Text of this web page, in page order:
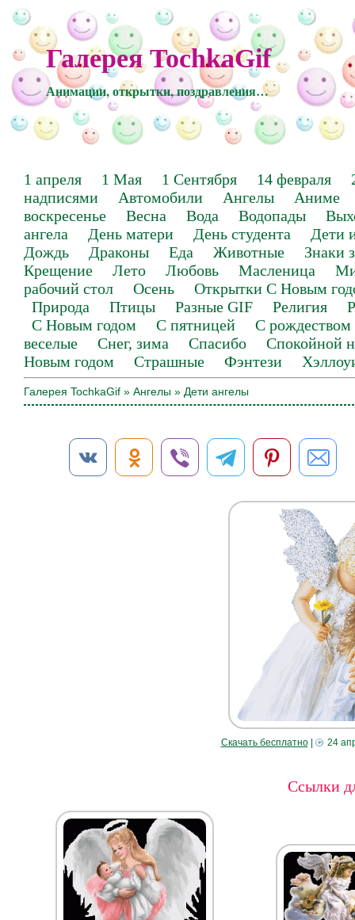
Галерея TochkaGif
Анимации, открытки, поздравления…
1 апреля 1 Мая 1 Сентября 14 февраля
надписями
Автомобили Ангелы
Аниме
воскресенье
Весна Вода Водопады
ангела
День матери День студента
Дети
Дождь
Драконы Еда Животные
Знаки
Крещение
Лето Любовь Масленица
рабочий стол
Осень
Открытки С Новым
Природа
Птицы Разные GIF Религия
С Новым годом
С пятницей
С рождеством
веселые
Снег, зима Спасибо
Спокойной
Новым годом
Страшные Фэнтези
Галерея TochkaGif » Ангелы » Дети ангелы
Скачать бесплатно| 24
Ссылки